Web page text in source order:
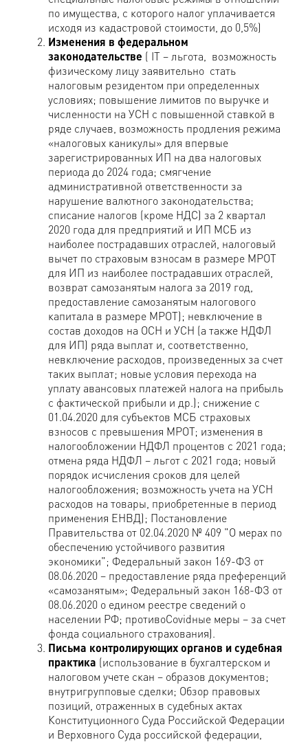
по имущества, с которого налог уплачивается
исходя из кадастровой стоимости, до 0,5%)
Изменения в федеральном
законодательстве ( IT – льгота, возможность
физическому лицу заявительно стать
налоговым резидентом при определенных
условиях; повышение лимитов по выручке и
численности на УСН с повышенной ставкой в
ряде случаев, возможность продления режима
«налоговых каникулы» для впервые
зарегистрированных ИП на два налоговых
периода до 2024 года; смягчение
административной ответственности за
нарушение валютного законодательства;
списание налогов (кроме НДС) за 2 квартал
2020 года для предприятий и ИП МСБ из
наиболее пострадавших отраслей, налоговый
вычет по страховым взносам в размере МРОТ
для ИП из наиболее пострадавших отраслей,
возврат самозанятым налога за 2019 год,
предоставление самозанятым налогового
капитала в размере МРОТ); невключение в
состав доходов на ОСН и УСН (а также НДФЛ
для ИП) ряда выплат и, соответственно,
невключение расходов, произведенных за счет
таких выплат; новые условия перехода на
уплату авансовых платежей налога на прибыль
с фактической прибыли и др.); снижение с
01.04.2020 для субъектов МСБ страховых
взносов с превышения МРОТ; изменения в
налогообложении НДФЛ процентов с 2021 года;
отмена ряда НДФЛ – льгот с 2021 года; новый
порядок исчисления сроков для целей
налогообложения; возможность учета на УСН
расходов на товары, приобретенные в период
применения ЕНВД); Постановление
Правительства от 02.04.2020 № 409 "О мерах по
обеспечению устойчивого развития
экономики"; Федеральный закон 169-ФЗ от
08.06.2020 – предоставление ряда преференций
«самозанятым»; Федеральный закон 168-ФЗ от
08.06.2020 о едином реестре сведений о
населении РФ; противоCovidные меры – за счет
фонда социального страхования).
Письма контролирующих органов и судебная
практика (использование в бухгалтерском и
налоговом учете скан – образов документов;
внутригрупповые сделки; Обзор правовых
позиций, отраженных в судебных актах
Конституционного Суда Российской Федерации
и Верховного Суда российской федерации,